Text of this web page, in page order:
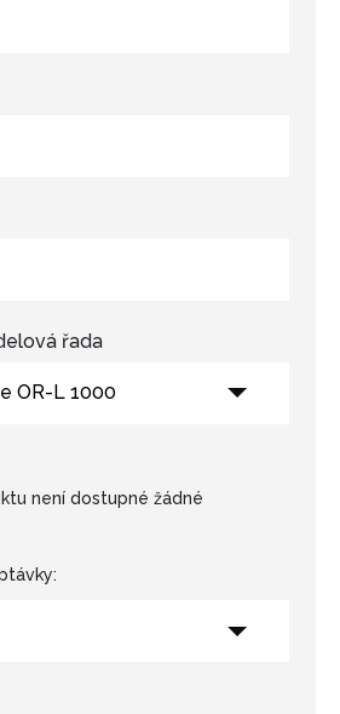
řada
OR-L 1000
není dostupné žádné